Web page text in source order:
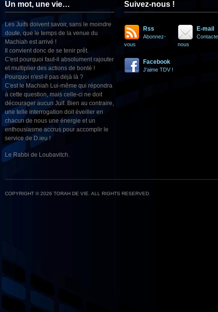
Un mot, une vie…
Les Juifs doivent savoir, sans le moindre
doute, que le temps de la venue du
Machiah est arrivé !
Il convient donc de se tenir prêt.
C'est pourquoi faut-il absolument rajouter
et multiplier des actions de bonté !
Pourquoi n'est-il pas déjà là ?
C'est le Machiah Lui-même qui répondra
à cette question, mais celle-ci ne doit
décourager aucun Juif. Bien au contraire,
une telle interrogation doit éveiller en
chacun de nous une énergie et un
enthousiasme accrus pour accomplir le
service de D.ieu !
Le Rabbi de Loubavitch.
Suivez-nous !
Rss
Abonnez-
vous
E-mail
nous
Facebook
J'aime TDV !
COPYRIGHT © 2026 TORAH DE VIE. ALL RIGHTS RESERVED.